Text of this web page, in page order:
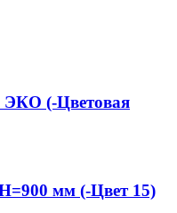
(-Цветовая
мм (-Цвет 15)